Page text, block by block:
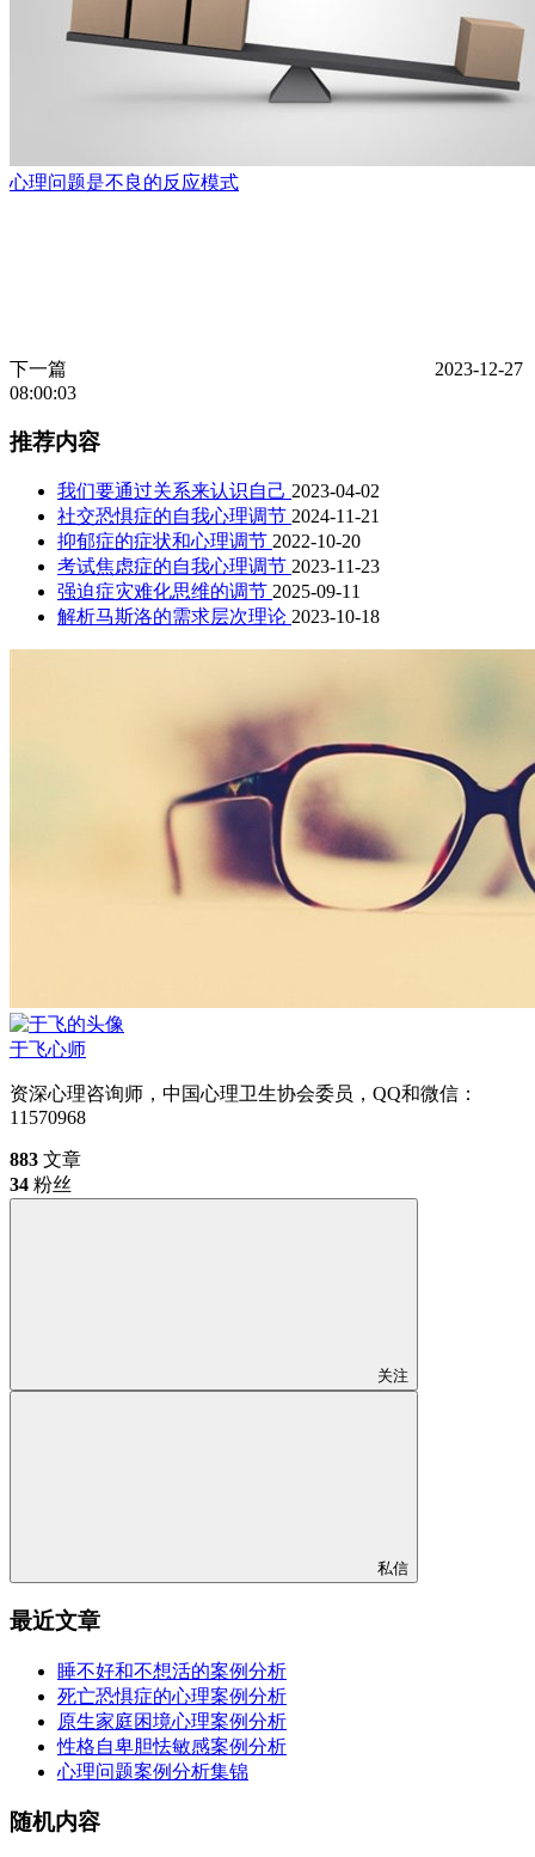
心理问题是不良的反应模式
下一篇
2023-12-27
08:00:03
推荐内容
我们要通过关系来认识自己 2023-04-02
社交恐惧症的自我心理调节 2024-11-21
抑郁症的症状和心理调节 2022-10-20
考试焦虑症的自我心理调节 2023-11-23
强迫症灾难化思维的调节 2025-09-11
解析马斯洛的需求层次理论 2023-10-18
于飞心师
资深心理咨询师，中国心理卫生协会委员，QQ和微信：
11570968
883 文章
34 粉丝
关注
私信
最近文章
睡不好和不想活的案例分析
死亡恐惧症的心理案例分析
原生家庭困境心理案例分析
性格自卑胆怯敏感案例分析
心理问题案例分析集锦
随机内容